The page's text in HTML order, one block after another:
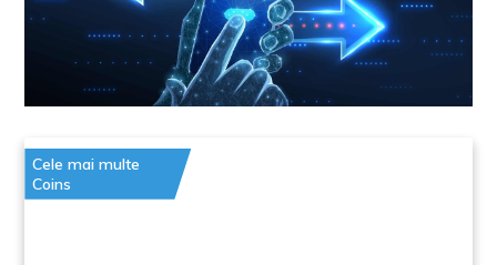
Cele mai multe
Coins